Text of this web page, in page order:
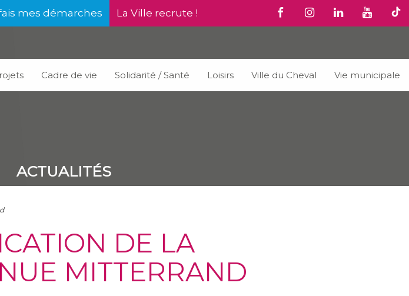
mes démarches La Ville recrute !
Cadre de vie Solidarité / Santé Loisirs Ville du Cheval Vie municipale
ACTUALITÉS
DE LA
MITTERRAND